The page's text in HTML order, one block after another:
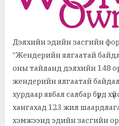
Дэлхийн эдийн засгийн
“Жендерийн ялгаатай
оны тайланд дэлхийн 148
жендерийн ялгаатай
хурдаар явбал салбар бүрд
хангахад 123 жил
хэмжээнд эдийн засгийн